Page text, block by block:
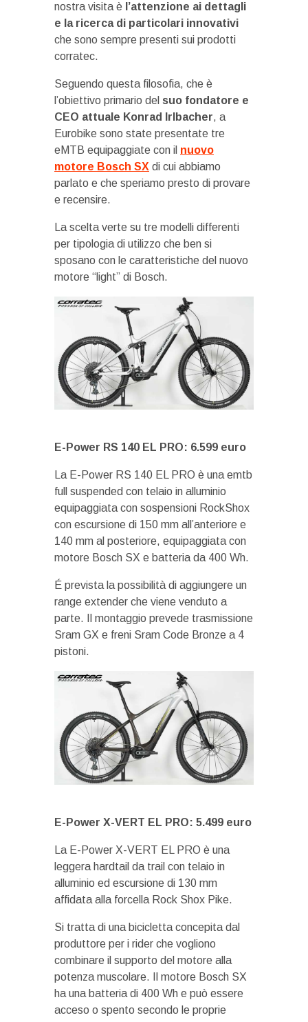
nostra visita è l’attenzione ai dettagli
e la ricerca di particolari innovativi
che sono sempre presenti sui prodotti
corratec.
Seguendo questa filosofia, che è
l’obiettivo primario del suo fondatore e
CEO attuale Konrad Irlbacher, a
Eurobike sono state presentate tre
eMTB equipaggiate con il nuovo
motore Bosch SX di cui abbiamo
parlato e che speriamo presto di provare
e recensire.
La scelta verte su tre modelli differenti
per tipologia di utilizzo che ben si
sposano con le caratteristiche del nuovo
motore “light” di Bosch.
E-Power RS 140 EL PRO: 6.599 euro
La E-Power RS 140 EL PRO è una emtb
full suspended con telaio in alluminio
equipaggiata con sospensioni RockShox
con escursione di 150 mm all’anteriore e
140 mm al posteriore, equipaggiata con
motore Bosch SX e batteria da 400 Wh.
É prevista la possibilità di aggiungere un
range extender che viene venduto a
parte. Il montaggio prevede trasmissione
Sram GX e freni Sram Code Bronze a 4
pistoni.
E-Power X-VERT EL PRO: 5.499 euro
La E-Power X-VERT EL PRO è una
leggera hardtail da trail con telaio in
alluminio ed escursione di 130 mm
affidata alla forcella Rock Shox Pike.
Si tratta di una bicicletta concepita dal
produttore per i rider che vogliono
combinare il supporto del motore alla
potenza muscolare. Il motore Bosch SX
ha una batteria di 400 Wh e può essere
acceso o spento secondo le proprie